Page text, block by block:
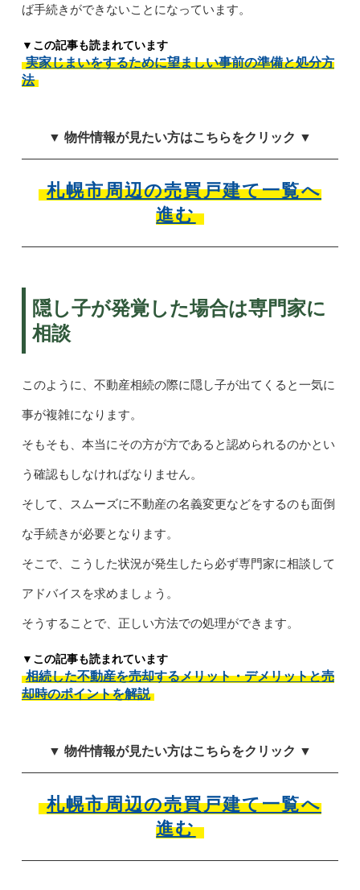
ば手続きができないことになっています。
▼この記事も読まれています
実家じまいをするために望ましい事前の準備と処分方
法
▼ 物件情報が見たい方はこちらをクリック ▼
札幌市周辺の売買戸建て一覧へ
進む
隠し子が発覚した場合は専門家に
相談
このように、不動産相続の際に隠し子が出てくると一気に
事が複雑になります。
そもそも、本当にその方が方であると認められるのかとい
う確認もしなければなりません。
そして、スムーズに不動産の名義変更などをするのも面倒
な手続きが必要となります。
そこで、こうした状況が発生したら必ず専門家に相談して
アドバイスを求めましょう。
そうすることで、正しい方法での処理ができます。
▼この記事も読まれています
相続した不動産を売却するメリット・デメリットと売
却時のポイントを解説
▼ 物件情報が見たい方はこちらをクリック ▼
札幌市周辺の売買戸建て一覧へ
進む